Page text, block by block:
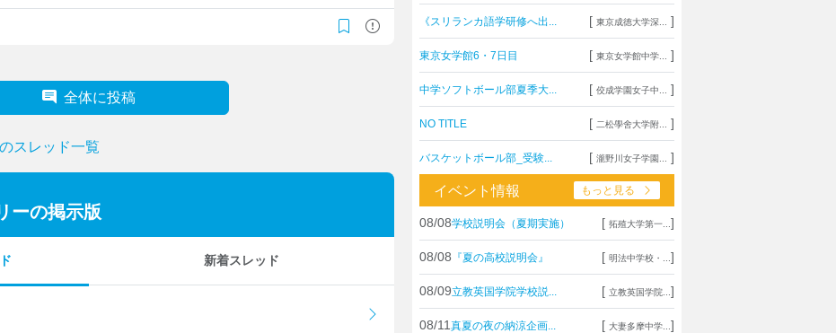
全体に投稿
スレッド一覧
ーの掲示版
新着スレッド
《スリランカ語学研修へ出... [ 東京成徳大学深... ]
東京女学館6・7日目 [ 東京女学館中学... ]
中学ソフトボール部夏季大... [ 佼成学園女子中... ]
NO TITLE [ 二松學舍大学附... ]
バスケットボール部_受験... [ 瀧野川女子学園... ]
イベント情報 もっと見る
08/08学校説明会（夏期実施） [ 拓殖大学第一... ]
08/08 『夏の高校説明会』 [ 明法中学校・... ]
08/09立教英国学院学校説... [ 立教英国学院... ]
08/11 真夏の夜の納涼企画... [ 大妻多摩中学... ]